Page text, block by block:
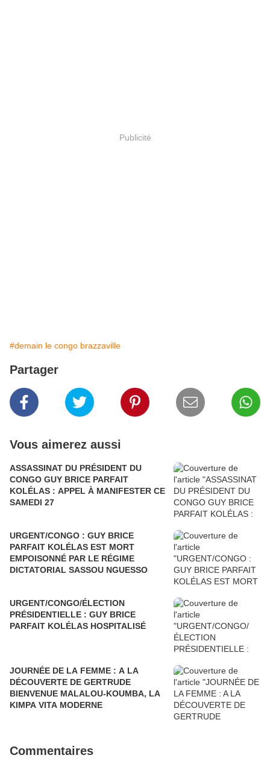
Publicité
#demain le congo brazzaville
Partager
Vous aimerez aussi
ASSASSINAT DU PRÉSIDENT DU
CONGO GUY BRICE PARFAIT
KOLÉLAS : APPEL À MANIFESTER CE
SAMEDI 27
URGENT/CONGO : GUY BRICE
PARFAIT KOLÉLAS EST MORT
EMPOISONNÉ PAR LE RÉGIME
DICTATORIAL SASSOU NGUESSO
URGENT/CONGO/ÉLECTION
PRÉSIDENTIELLE : GUY BRICE
PARFAIT KOLÉLAS HOSPITALISÉ
JOURNÉE DE LA FEMME : A LA
DÉCOUVERTE DE GERTRUDE
BIENVENUE MALALOU-KOUMBA, LA
KIMPA VITA MODERNE
Commentaires